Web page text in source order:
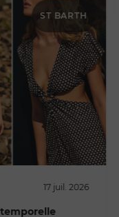
ST BARTH
17 juil. 2026